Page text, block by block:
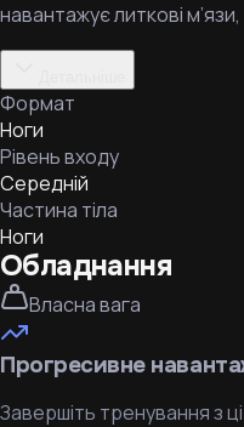
навантажує литкові
Формат
Ноги
Рівень входу
Середній
Частина тіла
Ноги
Обладнання
Власна вага
Прогресивне
Завершіть тренування з